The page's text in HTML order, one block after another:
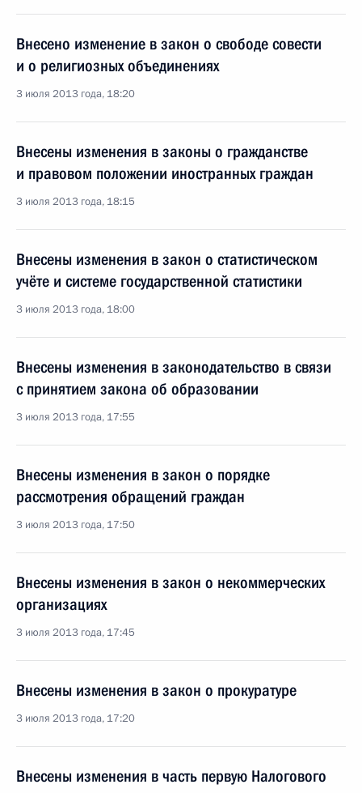
Внесено изменение в закон о свободе совести
и о религиозных объединениях
3 июля 2013 года, 18:20
Внесены изменения в законы о гражданстве
и правовом положении иностранных граждан
3 июля 2013 года, 18:15
Внесены изменения в закон о статистическом
учёте и системе государственной статистики
3 июля 2013 года, 18:00
Внесены изменения в законодательство в связи
с принятием закона об образовании
3 июля 2013 года, 17:55
Внесены изменения в закон о порядке
рассмотрения обращений граждан
3 июля 2013 года, 17:50
Внесены изменения в закон о некоммерческих
организациях
3 июля 2013 года, 17:45
Внесены изменения в закон о прокуратуре
3 июля 2013 года, 17:20
Внесены изменения в часть первую Налогового